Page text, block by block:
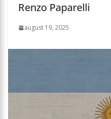
Renzo Paparelli
august 19, 2025